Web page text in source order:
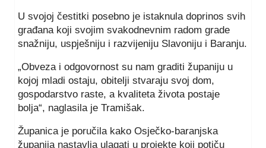
U svojoj čestitki posebno je istaknula doprinos svih
građana koji svojim svakodnevnim radom grade
snažniju, uspješniju i razvijeniju Slavoniju i Baranju.
„Obveza i odgovornost su nam graditi županiju u
kojoj mladi ostaju, obitelji stvaraju svoj dom,
gospodarstvo raste, a kvaliteta života postaje
bolja“, naglasila je Tramišak.
Županica je poručila kako Osječko-baranjska
županija nastavlja ulagati u projekte koji potiču